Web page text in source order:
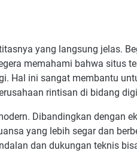
yang langsung jelas.
memahami bahwa situs
Hal ini sangat membantu
rintisan di bidang
Dibandingkan dengan
yang lebih segar dan
dan dukungan teknis